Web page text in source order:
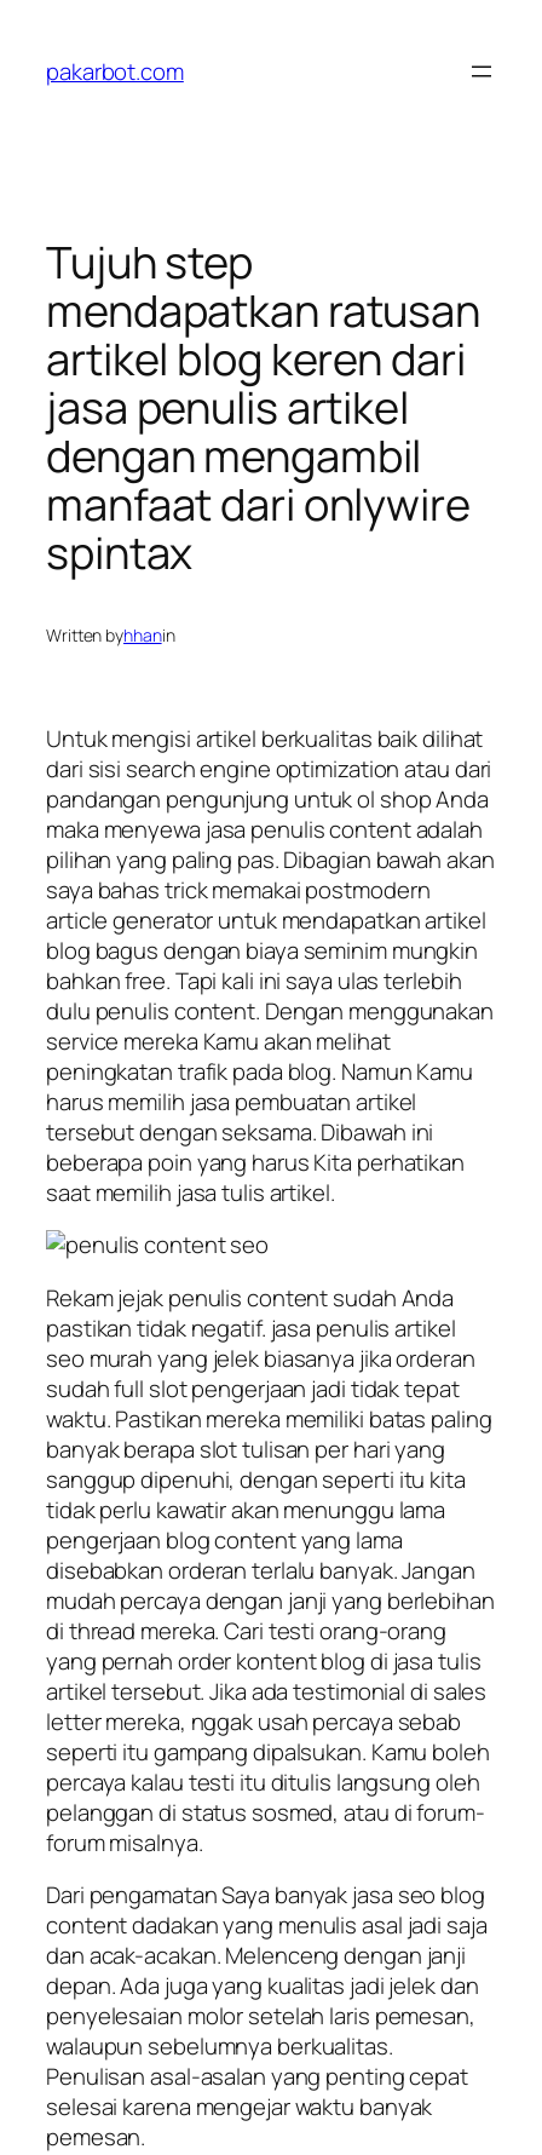
content
pakarbot.com
Tujuh step
mendapatkan ratusan
artikel blog keren dari
jasa penulis artikel
dengan mengambil
manfaat dari onlywire
spintax
Written byhhanin
Untuk mengisi artikel berkualitas baik dilihat
dari sisi search engine optimization atau dari
pandangan pengunjung untuk ol shop Anda
maka menyewa jasa penulis content adalah
pilihan yang paling pas. Dibagian bawah akan
saya bahas trick memakai postmodern
article generator untuk mendapatkan artikel
blog bagus dengan biaya seminim mungkin
bahkan free. Tapi kali ini saya ulas terlebih
dulu penulis content. Dengan menggunakan
service mereka Kamu akan melihat
peningkatan trafik pada blog. Namun Kamu
harus memilih jasa pembuatan artikel
tersebut dengan seksama. Dibawah ini
beberapa poin yang harus Kita perhatikan
saat memilih jasa tulis artikel.
Rekam jejak penulis content sudah Anda
pastikan tidak negatif. jasa penulis artikel
seo murah yang jelek biasanya jika orderan
sudah full slot pengerjaan jadi tidak tepat
waktu. Pastikan mereka memiliki batas paling
banyak berapa slot tulisan per hari yang
sanggup dipenuhi, dengan seperti itu kita
tidak perlu kawatir akan menunggu lama
pengerjaan blog content yang lama
disebabkan orderan terlalu banyak. Jangan
mudah percaya dengan janji yang berlebihan
di thread mereka. Cari testi orang-orang
yang pernah order kontent blog di jasa tulis
artikel tersebut. Jika ada testimonial di sales
letter mereka, nggak usah percaya sebab
seperti itu gampang dipalsukan. Kamu boleh
percaya kalau testi itu ditulis langsung oleh
pelanggan di status sosmed, atau di forum-
forum misalnya.
Dari pengamatan Saya banyak jasa seo blog
content dadakan yang menulis asal jadi saja
dan acak-acakan. Melenceng dengan janji
depan. Ada juga yang kualitas jadi jelek dan
penyelesaian molor setelah laris pemesan,
walaupun sebelumnya berkualitas.
Penulisan asal-asalan yang penting cepat
selesai karena mengejar waktu banyak
pemesan.